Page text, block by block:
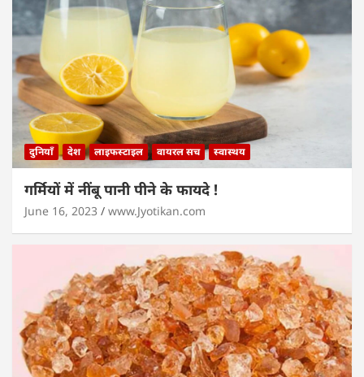
दुनियाँ देश लाइफस्टाइल वायरल सच स्वास्थय
गर्मियों में नींबू पानी पीने के फायदे !
June 16, 2023 www.Jyotikan.com